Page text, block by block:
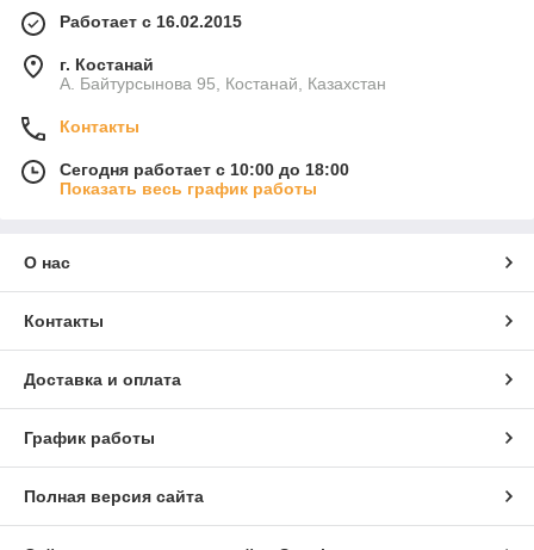
Работает с 16.02.2015
г. Костанай
А. Байтурсынова 95, Костанай, Казахстан
Контакты
Сегодня работает с 10:00 до 18:00
Показать весь график работы
О нас
Контакты
Доставка и оплата
График работы
Полная версия сайта